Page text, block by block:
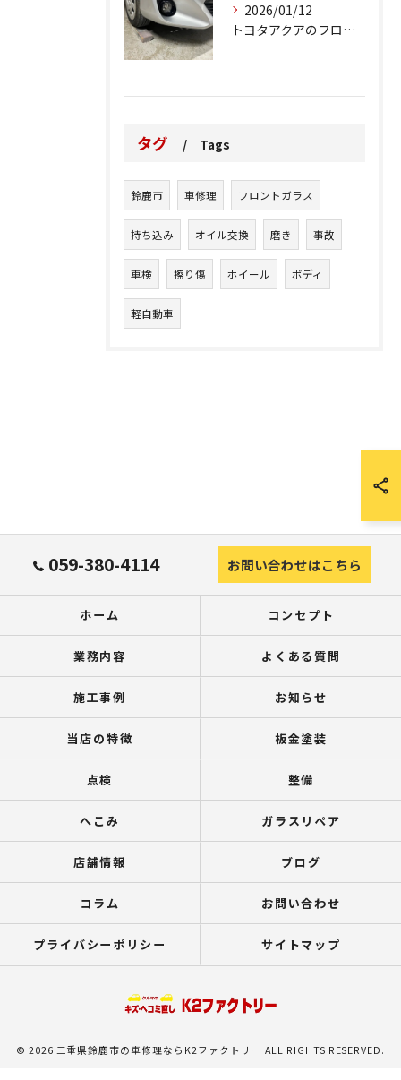
2026/01/12
トヨタアクアのフロントバンパーの右下側を縁石にぶつけてできた...
タグ Tags
鈴鹿市 車修理 フロントガラス
持ち込み オイル交換 磨き 事故
車検 擦り傷 ホイール ボディ
軽自動車
059-380-4114 お問い合わせはこちら
ホーム コンセプト
業務内容 よくある質問
施工事例 お知らせ
当店の特徴 板金塗装
点検 整備
へこみ ガラスリペア
店舗情報 ブログ
コラム お問い合わせ
プライバシーポリシー サイトマップ
© 2026 三重県鈴鹿市の車修理ならK2ファクトリー ALL RIGHTS RESERVED.